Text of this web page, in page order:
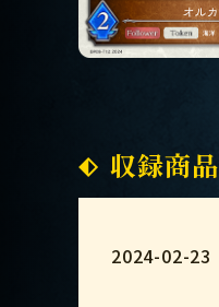
収録商品
2024-02-23